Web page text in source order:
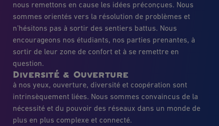
nous remettons en cause les idées préconçues. Nous
sommes orientés vers la résolution de problèmes et
n’hésitons pas à sortir des sentiers battus. Nous
encourageons nos étudiants, nos parties prenantes, à
sortir de leur zone de confort et à se remettre en
question.
Diversité & Ouverture
à nos yeux, ouverture, diversité et coopération sont
intrinsèquement liées. Nous sommes convaincus de la
nécessité et du pouvoir des réseaux dans un monde de
plus en plus complexe et connecté.